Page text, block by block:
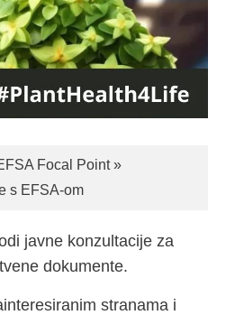
Focal Point»
s EFSA-om
javne konzultacije za
dokumente.
stranama i